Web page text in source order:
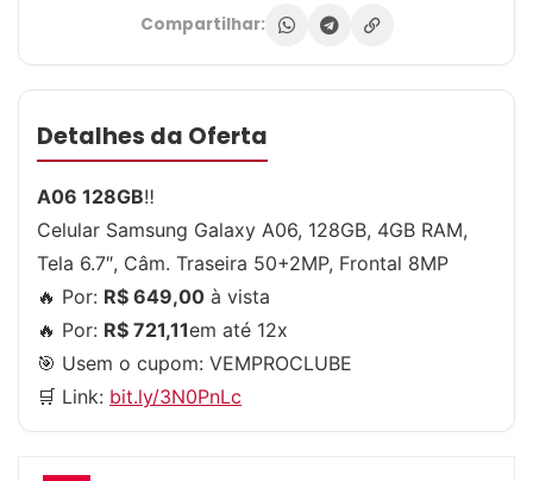
Compartilhar:
Detalhes da Oferta
A06 128GB‼
Celular Samsung Galaxy A06, 128GB, 4GB RAM,
Tela 6.7″, Câm. Traseira 50+2MP, Frontal 8MP
🔥 Por: R$ 649,00 à vista
🔥 Por: R$ 721,11em até 12x
🎯 Usem o cupom: VEMPROCLUBE
🛒 Link: bit.ly/3N0PnLc